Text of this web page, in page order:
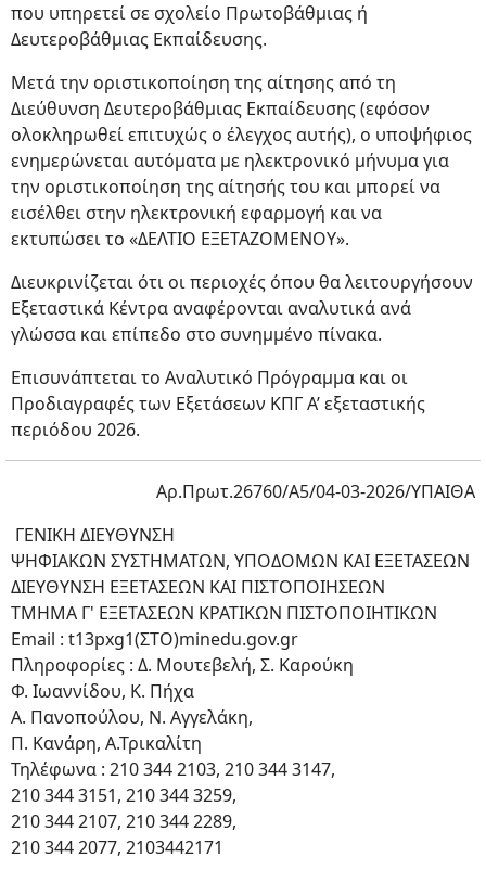
που υπηρετεί σε σχολείο Πρωτοβάθμιας ή
Δευτεροβάθμιας Εκπαίδευσης.
Μετά την οριστικοποίηση της αίτησης από τη
Διεύθυνση Δευτεροβάθμιας Εκπαίδευσης (εφόσον
ολοκληρωθεί επιτυχώς ο έλεγχος αυτής), ο υποψήφιος
ενημερώνεται αυτόματα με ηλεκτρονικό μήνυμα για
την οριστικοποίηση της αίτησής του και μπορεί να
εισέλθει στην ηλεκτρονική εφαρμογή και να
εκτυπώσει το «ΔΕΛΤΙΟ ΕΞΕΤΑΖΟΜΕΝΟΥ».
Διευκρινίζεται ότι οι περιοχές όπου θα λειτουργήσουν
Εξεταστικά Κέντρα αναφέρονται αναλυτικά ανά
γλώσσα και επίπεδο στο συνημμένο πίνακα.
Επισυνάπτεται το Αναλυτικό Πρόγραμμα και οι
Προδιαγραφές των Εξετάσεων ΚΠΓ Α’ εξεταστικής
περιόδου 2026.
Αρ.Πρωτ.26760/Α5/04-03-2026/ΥΠΑΙΘΑ
ΓΕΝΙΚΗ ΔΙΕΥΘΥΝΣΗ
ΨΗΦΙΑΚΩΝ ΣΥΣΤΗΜΑΤΩΝ, ΥΠΟΔΟΜΩΝ KAI ΕΞΕΤΑΣΕΩΝ
ΔΙΕΥΘΥΝΣΗ ΕΞΕΤΑΣΕΩΝ ΚΑΙ ΠΙΣΤΟΠΟΙΗΣΕΩΝ
ΤΜΗΜΑ Γ' ΕΞΕΤΑΣΕΩΝ ΚΡΑΤΙΚΩΝ ΠΙΣΤΟΠΟΙΗΤΙΚΩΝ
Email : t13pxg1(ΣΤΟ)minedu.gov.gr
Πληροφορίες : Δ. Μουτεβελή, Σ. Καρούκη
Φ. Ιωαννίδου, Κ. Πήχα
Α. Πανοπούλου, Ν. Αγγελάκη,
Π. Κανάρη, Α.Τρικαλίτη
Τηλέφωνα : 210 344 2103, 210 344 3147,
210 344 3151, 210 344 3259,
210 344 2107, 210 344 2289,
210 344 2077, 2103442171